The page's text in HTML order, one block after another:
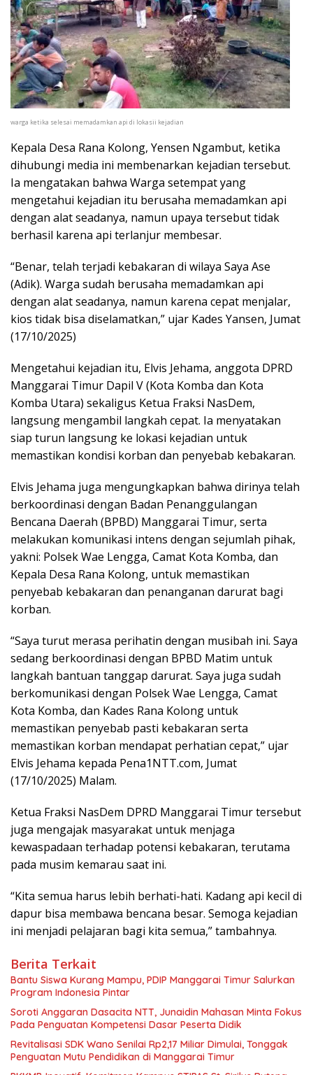
warga ketika selesai memadamkan api di lokasii kejadian
Kepala Desa Rana Kolong, Yensen Ngambut, ketika
dihubungi media ini membenarkan kejadian tersebut.
Ia mengatakan bahwa Warga setempat yang
mengetahui kejadian itu berusaha memadamkan api
dengan alat seadanya, namun upaya tersebut tidak
berhasil karena api terlanjur membesar.
“Benar, telah terjadi kebakaran di wilaya Saya Ase
(Adik). Warga sudah berusaha memadamkan api
dengan alat seadanya, namun karena cepat menjalar,
kios tidak bisa diselamatkan,” ujar Kades Yansen, Jumat
(17/10/2025)
Mengetahui kejadian itu, Elvis Jehama, anggota DPRD
Manggarai Timur Dapil V (Kota Komba dan Kota
Komba Utara) sekaligus Ketua Fraksi NasDem,
langsung mengambil langkah cepat. Ia menyatakan
siap turun langsung ke lokasi kejadian untuk
memastikan kondisi korban dan penyebab kebakaran.
Elvis Jehama juga mengungkapkan bahwa dirinya telah
berkoordinasi dengan Badan Penanggulangan
Bencana Daerah (BPBD) Manggarai Timur, serta
melakukan komunikasi intens dengan sejumlah pihak,
yakni: Polsek Wae Lengga, Camat Kota Komba, dan
Kepala Desa Rana Kolong, untuk memastikan
penyebab kebakaran dan penanganan darurat bagi
korban.
“Saya turut merasa perihatin dengan musibah ini. Saya
sedang berkoordinasi dengan BPBD Matim untuk
langkah bantuan tanggap darurat. Saya juga sudah
berkomunikasi dengan Polsek Wae Lengga, Camat
Kota Komba, dan Kades Rana Kolong untuk
memastikan penyebab pasti kebakaran serta
memastikan korban mendapat perhatian cepat,” ujar
Elvis Jehama kepada Pena1NTT.com, Jumat
(17/10/2025) Malam.
Ketua Fraksi NasDem DPRD Manggarai Timur tersebut
juga mengajak masyarakat untuk menjaga
kewaspadaan terhadap potensi kebakaran, terutama
pada musim kemarau saat ini.
“Kita semua harus lebih berhati-hati. Kadang api kecil di
dapur bisa membawa bencana besar. Semoga kejadian
ini menjadi pelajaran bagi kita semua,” tambahnya.
Berita Terkait
Bantu Siswa Kurang Mampu, PDIP Manggarai Timur Salurkan
Program Indonesia Pintar
Soroti Anggaran Dasacita NTT, Junaidin Mahasan Minta Fokus
Pada Penguatan Kompetensi Dasar Peserta Didik
Revitalisasi SDK Wano Senilai Rp2,17 Miliar Dimulai, Tonggak
Penguatan Mutu Pendidikan di Manggarai Timur